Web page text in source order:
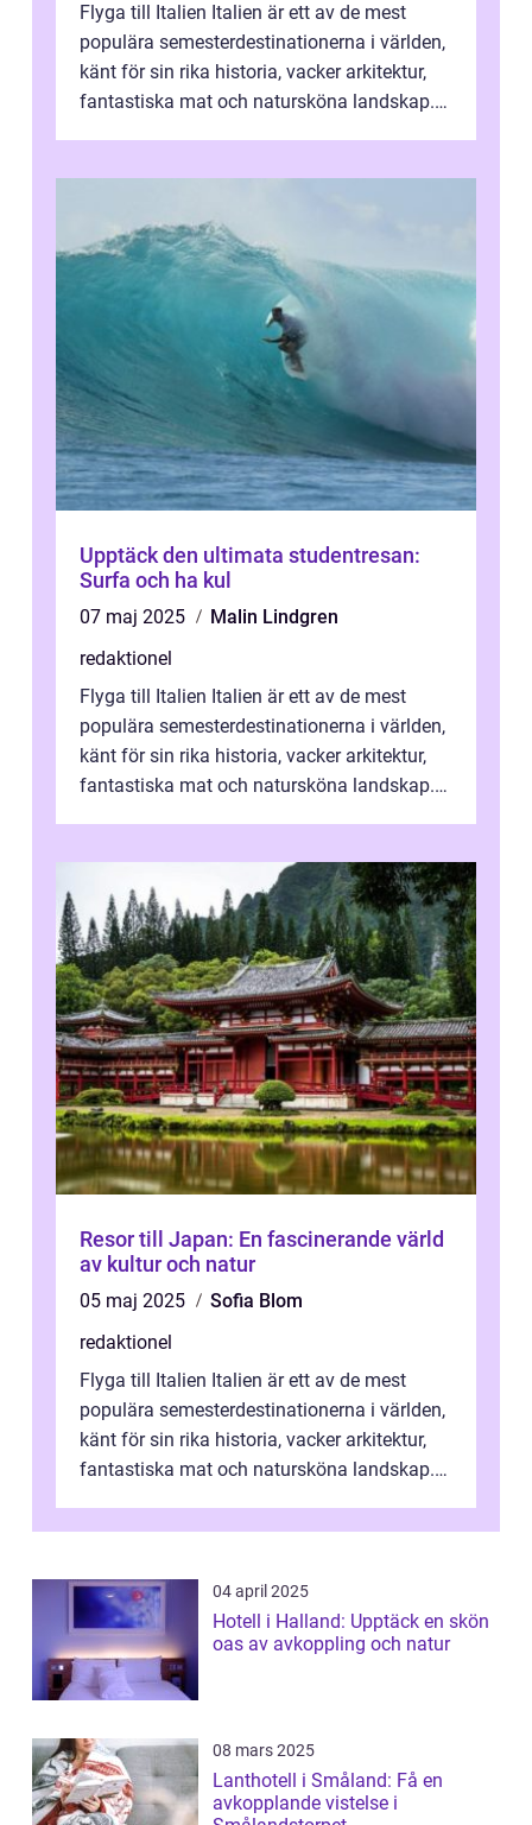
Flyga till Italien Italien är ett av de mest
populära semesterdestinationerna i världen,
känt för sin rika historia, vacker arkitektur,
fantastiska mat och natursköna landskap.
Upptäck den ultimata studentresan:
Surfa och ha kul
07 maj 2025
Malin Lindgren
redaktionel
Flyga till Italien Italien är ett av de mest
populära semesterdestinationerna i världen,
känt för sin rika historia, vacker arkitektur,
fantastiska mat och natursköna landskap.
Resor till Japan: En fascinerande värld
av kultur och natur
05 maj 2025
Sofia Blom
redaktionel
Flyga till Italien Italien är ett av de mest
populära semesterdestinationerna i världen,
känt för sin rika historia, vacker arkitektur,
fantastiska mat och natursköna landskap.
04 april 2025
Hotell i Halland: Upptäck en skön
oas av avkoppling och natur
08 mars 2025
Lanthotell i Småland: Få en
avkopplande vistelse i